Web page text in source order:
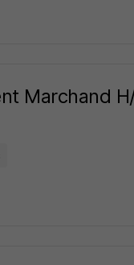
Marchand